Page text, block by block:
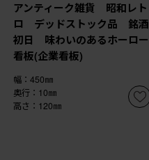
アンティーク雑貨 昭和レト
ロ デッドストック品 銘酒
初日 味わいのあるホーロー
看板(企業看板)
幅：450㎜
奥行：10㎜
高さ：120㎜